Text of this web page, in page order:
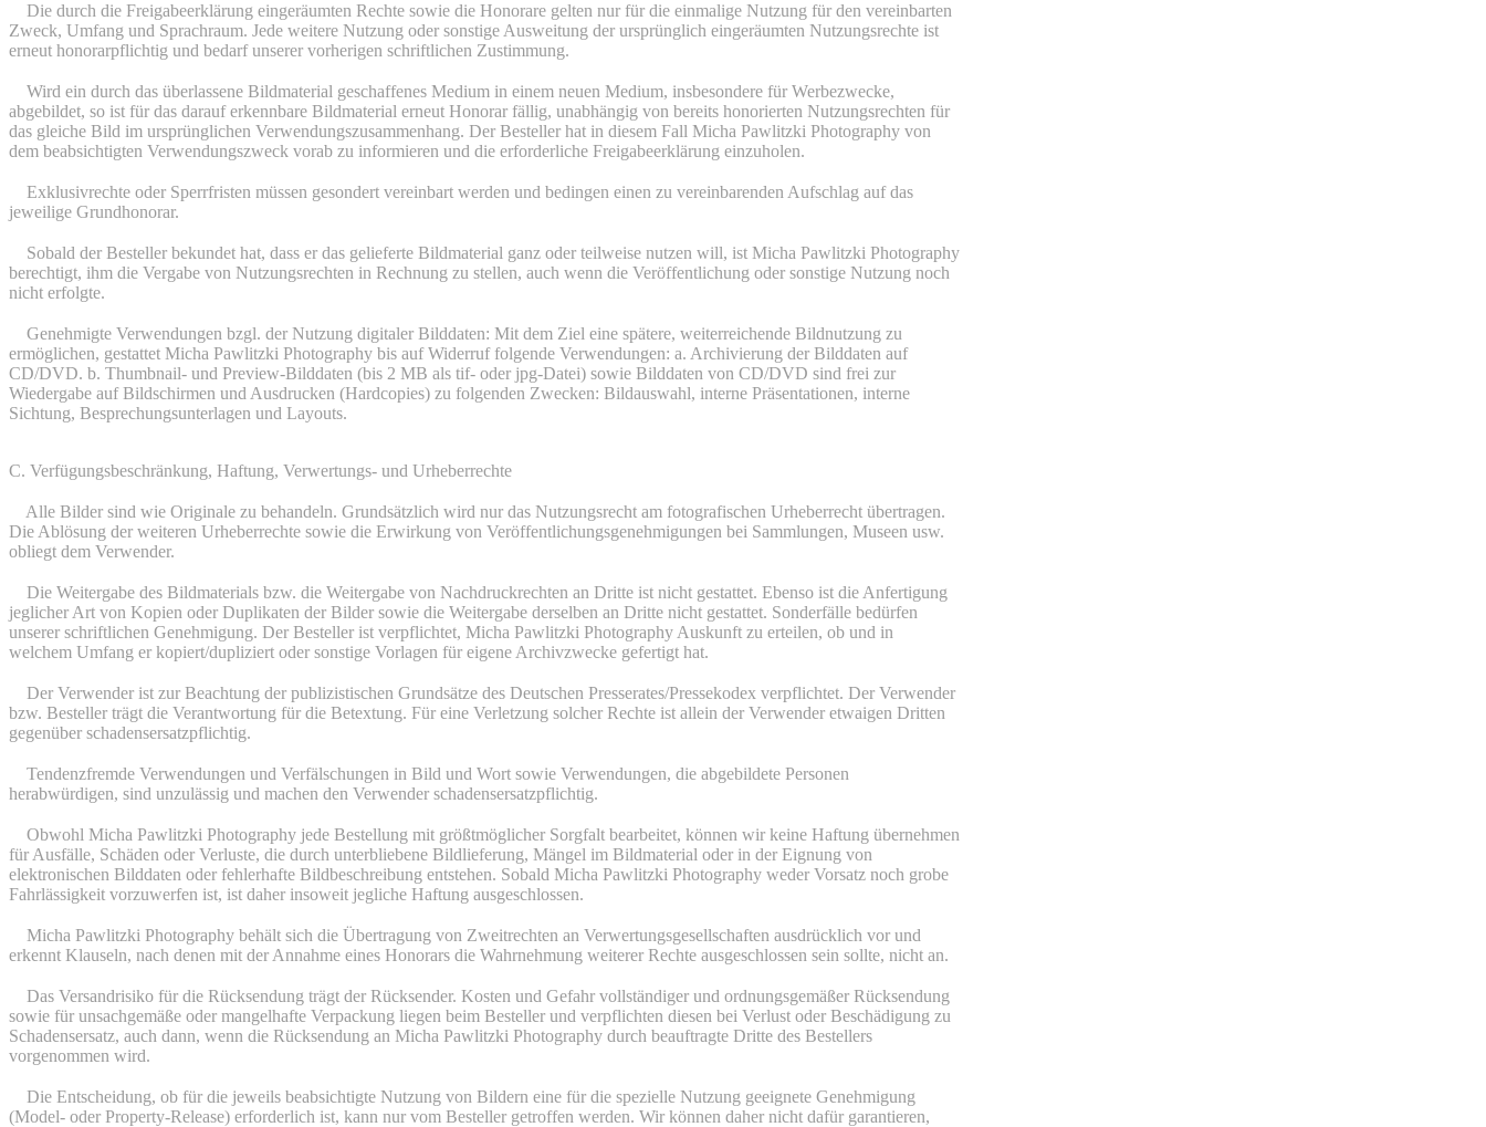
Die durch die Freigabeerklärung eingeräumten Rechte sowie die Honorare gelten nur für die einmalige Nutzung für den vereinbarten
Zweck, Umfang und Sprachraum. Jede weitere Nutzung oder sonstige Ausweitung der ursprünglich eingeräumten Nutzungsrechte ist
erneut honorarpflichtig und bedarf unserer vorherigen schriftlichen Zustimmung.
Wird ein durch das überlassene Bildmaterial geschaffenes Medium in einem neuen Medium, insbesondere für Werbezwecke,
abgebildet, so ist für das darauf erkennbare Bildmaterial erneut Honorar fällig, unabhängig von bereits honorierten Nutzungsrechten für
das gleiche Bild im ursprünglichen Verwendungszusammenhang. Der Besteller hat in diesem Fall Micha Pawlitzki Photography von
dem beabsichtigten Verwendungszweck vorab zu informieren und die erforderliche Freigabeerklärung einzuholen.
Exklusivrechte oder Sperrfristen müssen gesondert vereinbart werden und bedingen einen zu vereinbarenden Aufschlag auf das
jeweilige Grundhonorar.
Sobald der Besteller bekundet hat, dass er das gelieferte Bildmaterial ganz oder teilweise nutzen will, ist Micha Pawlitzki Photography
berechtigt, ihm die Vergabe von Nutzungsrechten in Rechnung zu stellen, auch wenn die Veröffentlichung oder sonstige Nutzung noch
nicht erfolgte.
Genehmigte Verwendungen bzgl. der Nutzung digitaler Bilddaten: Mit dem Ziel eine spätere, weiterreichende Bildnutzung zu
ermöglichen, gestattet Micha Pawlitzki Photography bis auf Widerruf folgende Verwendungen: a. Archivierung der Bilddaten auf
CD/DVD. b. Thumbnail- und Preview-Bilddaten (bis 2 MB als tif- oder jpg-Datei) sowie Bilddaten von CD/DVD sind frei zur
Wiedergabe auf Bildschirmen und Ausdrucken (Hardcopies) zu folgenden Zwecken: Bildauswahl, interne Präsentationen, interne
Sichtung, Besprechungsunterlagen und Layouts.
C. Verfügungsbeschränkung, Haftung, Verwertungs- und Urheberrechte
Alle Bilder sind wie Originale zu behandeln. Grundsätzlich wird nur das Nutzungsrecht am fotografischen Urheberrecht übertragen.
Die Ablösung der weiteren Urheberrechte sowie die Erwirkung von Veröffentlichungsgenehmigungen bei Sammlungen, Museen usw.
obliegt dem Verwender.
Die Weitergabe des Bildmaterials bzw. die Weitergabe von Nachdruckrechten an Dritte ist nicht gestattet. Ebenso ist die Anfertigung
jeglicher Art von Kopien oder Duplikaten der Bilder sowie die Weitergabe derselben an Dritte nicht gestattet. Sonderfälle bedürfen
unserer schriftlichen Genehmigung. Der Besteller ist verpflichtet, Micha Pawlitzki Photography Auskunft zu erteilen, ob und in
welchem Umfang er kopiert/dupliziert oder sonstige Vorlagen für eigene Archivzwecke gefertigt hat.
Der Verwender ist zur Beachtung der publizistischen Grundsätze des Deutschen Presserates/Pressekodex verpflichtet. Der Verwender
bzw. Besteller trägt die Verantwortung für die Betextung. Für eine Verletzung solcher Rechte ist allein der Verwender etwaigen Dritten
gegenüber schadensersatzpflichtig.
Tendenzfremde Verwendungen und Verfälschungen in Bild und Wort sowie Verwendungen, die abgebildete Personen
herabwürdigen, sind unzulässig und machen den Verwender schadensersatzpflichtig.
Obwohl Micha Pawlitzki Photography jede Bestellung mit größtmöglicher Sorgfalt bearbeitet, können wir keine Haftung übernehmen
für Ausfälle, Schäden oder Verluste, die durch unterbliebene Bildlieferung, Mängel im Bildmaterial oder in der Eignung von
elektronischen Bilddaten oder fehlerhafte Bildbeschreibung entstehen. Sobald Micha Pawlitzki Photography weder Vorsatz noch grobe
Fahrlässigkeit vorzuwerfen ist, ist daher insoweit jegliche Haftung ausgeschlossen.
Micha Pawlitzki Photography behält sich die Übertragung von Zweitrechten an Verwertungsgesellschaften ausdrücklich vor und
erkennt Klauseln, nach denen mit der Annahme eines Honorars die Wahrnehmung weiterer Rechte ausgeschlossen sein sollte, nicht an.
Das Versandrisiko für die Rücksendung trägt der Rücksender. Kosten und Gefahr vollständiger und ordnungsgemäßer Rücksendung
sowie für unsachgemäße oder mangelhafte Verpackung liegen beim Besteller und verpflichten diesen bei Verlust oder Beschädigung zu
Schadensersatz, auch dann, wenn die Rücksendung an Micha Pawlitzki Photography durch beauftragte Dritte des Bestellers
vorgenommen wird.
Die Entscheidung, ob für die jeweils beabsichtigte Nutzung von Bildern eine für die spezielle Nutzung geeignete Genehmigung
(Model- oder Property-Release) erforderlich ist, kann nur vom Besteller getroffen werden. Wir können daher nicht dafür garantieren,